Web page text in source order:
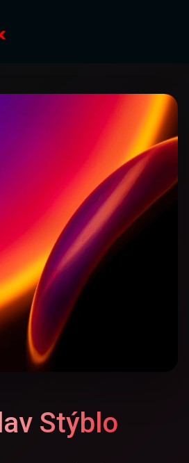
Stýblo